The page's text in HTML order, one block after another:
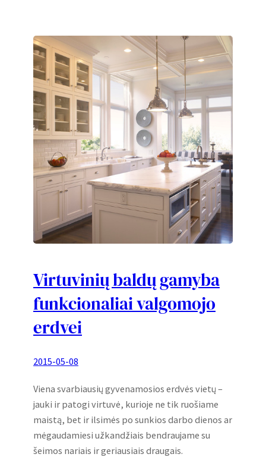
Virtuvinių baldų gamyba
funkcionaliai valgomojo
erdvei
2015-05-08
Viena svarbiausių gyvenamosios erdvės vietų –
jauki ir patogi virtuvė, kurioje ne tik ruošiame
maistą, bet ir ilsimės po sunkios darbo dienos ar
mėgaudamiesi užkandžiais bendraujame su
šeimos nariais ir geriausiais draugais.